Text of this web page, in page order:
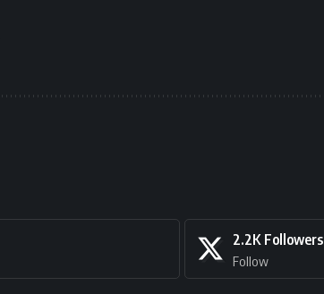
2.2K Followers
Follow